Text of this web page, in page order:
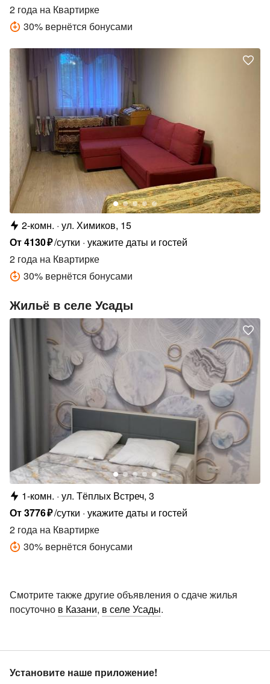
2 года на Квартирке
30% вернётся бонусами
2-комн. ул. Химиков, 15
От4130₽/сутки укажите даты и гостей
2 года на Квартирке
30% вернётся бонусами
Жильё в селе Усады
1-комн. ул. Тёплых Встреч, 3
От3776₽/сутки укажите даты и гостей
2 года на Квартирке
30% вернётся бонусами
Смотрите также другие объявления о сдаче жилья
посуточно в Казани, в селе Усады.
Установите наше приложение!